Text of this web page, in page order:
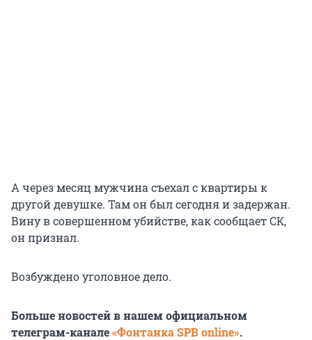
А через месяц мужчина съехал с квартиры к
другой девушке. Там он был сегодня и задержан.
Вину в совершенном убийстве, как сообщает СК,
он признал.
Возбуждено уголовное дело.
Больше новостей в нашем официальном
телеграм-канале«Фонтанка SPB online».